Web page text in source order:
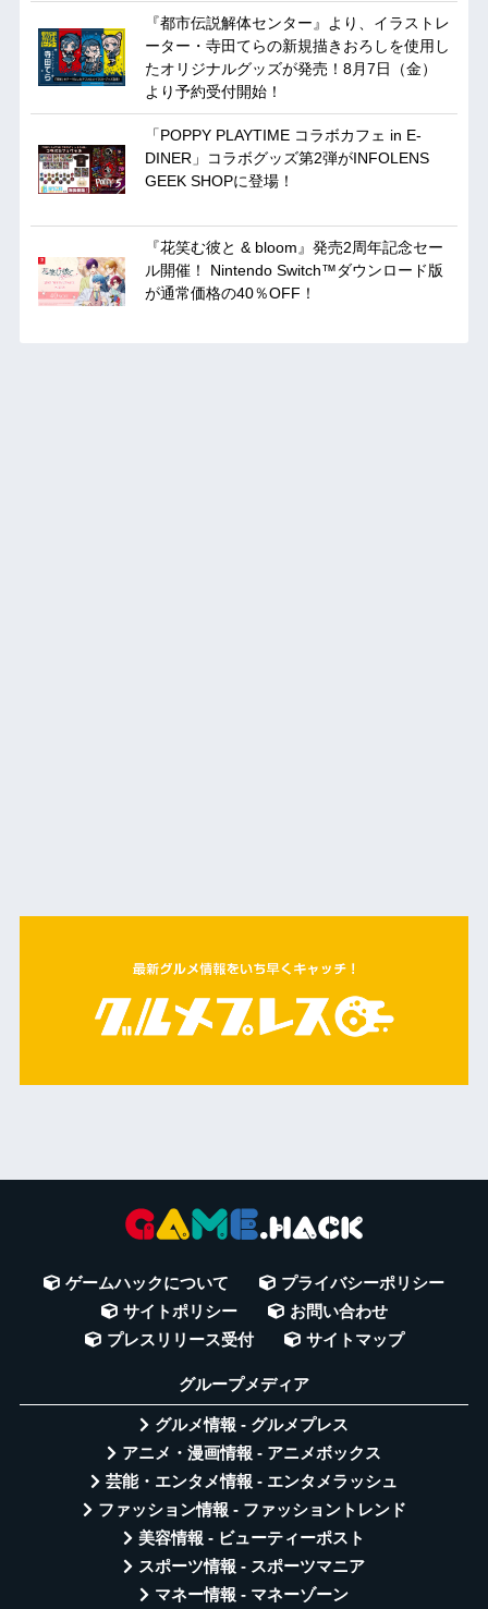
『都市伝説解体センター』より、イラストレ
ーター・寺田てらの新規描きおろしを使用し
たオリジナルグッズが発売！8月7日（金）
より予約受付開始！
「POPPY PLAYTIME コラボカフェ in E-
DINER」コラボグッズ第2弾がINFOLENS
GEEK SHOPに登場！
『花笑む彼と & bloom』発売2周年記念セー
ル開催！ Nintendo Switch™ダウンロード版
が通常価格の40％OFF！
ゲームハックについて
プライバシーポリシー
サイトポリシー
お問い合わせ
プレスリリース受付
サイトマップ
グループメディア
グルメ情報 - グルメプレス
アニメ・漫画情報 - アニメボックス
芸能・エンタメ情報 - エンタメラッシュ
ファッション情報 - ファッショントレンド
美容情報 - ビューティーポスト
スポーツ情報 - スポーツマニア
マネー情報 - マネーゾーン